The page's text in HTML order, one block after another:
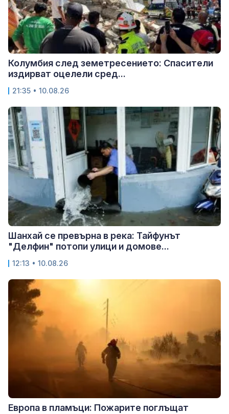
Колумбия след земетресението: Спасители
издирват оцелели сред...
21:35 • 10.08.26
Шанхай се превърна в река: Тайфунът
"Делфин" потопи улици и домове...
12:13 • 10.08.26
Европа в пламъци: Пожарите поглъщат